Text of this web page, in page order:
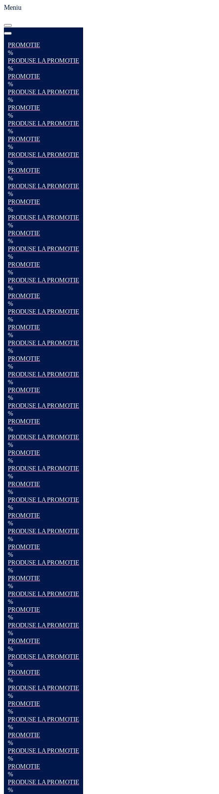
Meniu
PROMOTIE
%
PRODUSE LA PROMOTIE
%
PROMOTIE
%
PRODUSE LA PROMOTIE
%
PROMOTIE
%
PRODUSE LA PROMOTIE
%
PROMOTIE
%
PRODUSE LA PROMOTIE
%
PROMOTIE
%
PRODUSE LA PROMOTIE
%
PROMOTIE
%
PRODUSE LA PROMOTIE
%
PROMOTIE
%
PRODUSE LA PROMOTIE
%
PROMOTIE
%
PRODUSE LA PROMOTIE
%
PROMOTIE
%
PRODUSE LA PROMOTIE
%
PROMOTIE
%
PRODUSE LA PROMOTIE
%
PROMOTIE
%
PRODUSE LA PROMOTIE
%
PROMOTIE
%
PRODUSE LA PROMOTIE
%
PROMOTIE
%
PRODUSE LA PROMOTIE
%
PROMOTIE
%
PRODUSE LA PROMOTIE
%
PROMOTIE
%
PRODUSE LA PROMOTIE
%
PROMOTIE
%
PRODUSE LA PROMOTIE
%
PROMOTIE
%
PRODUSE LA PROMOTIE
%
PROMOTIE
%
PRODUSE LA PROMOTIE
%
PROMOTIE
%
PRODUSE LA PROMOTIE
%
PROMOTIE
%
PRODUSE LA PROMOTIE
%
PROMOTIE
%
PRODUSE LA PROMOTIE
%
PROMOTIE
%
PRODUSE LA PROMOTIE
%
PROMOTIE
%
PRODUSE LA PROMOTIE
%
PROMOTIE
%
PRODUSE LA PROMOTIE
%